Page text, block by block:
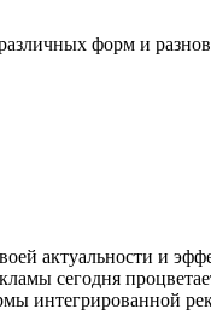
форм и
актуальности и
сегодня
интегрированной